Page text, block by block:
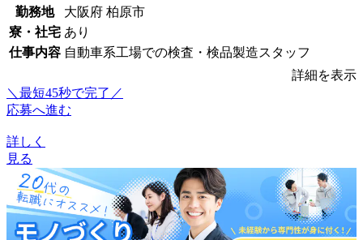
勤務地
大阪府 柏原市
寮・社宅 あり
仕事内容 自動車系工場での検査・検品製造スタッフ
詳細を表示
＼最短45秒で完了／
応募へ進む
詳しく
見る